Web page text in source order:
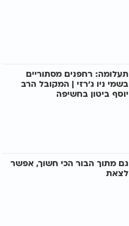
תעלומה: רחפנים מסתוריים
בשמי ניו ג'רזי | המקובל הרב
יוסף ביטון בחשיפה
גם מתוך הבור הכי חשוך, אפשר
לצאת